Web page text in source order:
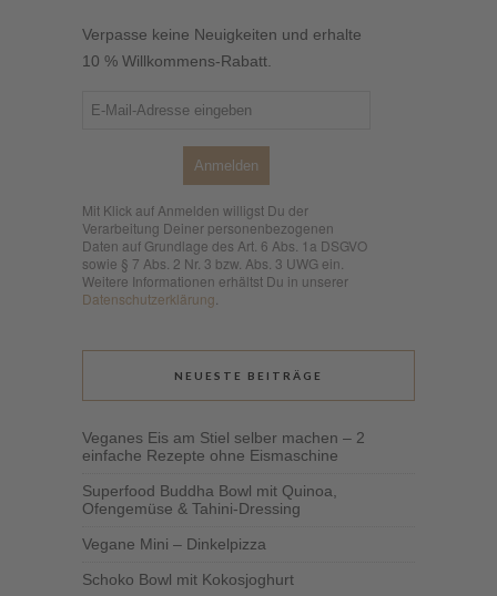
Verpasse keine Neuigkeiten und erhalte
10 % Willkommens-Rabatt.
Anmelden
Mit Klick auf Anmelden willigst Du der
Verarbeitung Deiner personenbezogenen
Daten auf Grundlage des Art. 6 Abs. 1a DSGVO
sowie § 7 Abs. 2 Nr. 3 bzw. Abs. 3 UWG ein.
Weitere Informationen erhältst Du in unserer
Datenschutzerklärung
NEUESTE BEITRÄGE
Veganes Eis am Stiel selber machen – 2
einfache Rezepte ohne Eismaschine
Superfood Buddha Bowl mit Quinoa,
Ofengemüse & Tahini-Dressing
Vegane Mini – Dinkelpizza
Schoko Bowl mit Kokosjoghurt